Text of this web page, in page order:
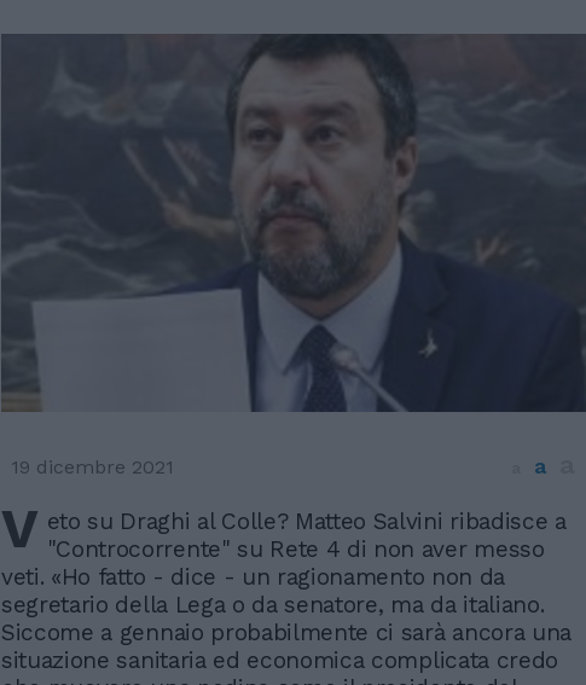
19 dicembre 2021 a
V eto su Draghi al Colle? Matteo Salvini ribadisce a
"Controcorrente" su Rete 4 di non aver messo
veti. «Ho fatto - dice - un ragionamento non da
segretario della Lega o da senatore, ma da italiano.
Siccome a gennaio probabilmente ci sarà ancora una
situazione sanitaria ed economica complicata credo